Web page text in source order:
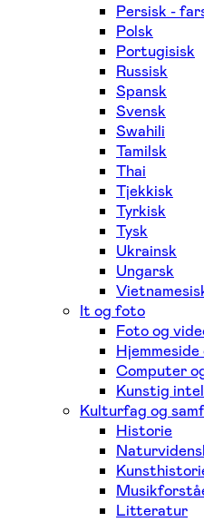
Persisk -
Polsk
Portugisisk
Russisk
Spansk
Svensk
Swahili
Tamilsk
Thai
Tjekkisk
Tyrkisk
Tysk
Ukrainsk
Ungarsk
It og foto
Foto og
Computer
Kunstig
Kulturfag og
Historie
Litteratur